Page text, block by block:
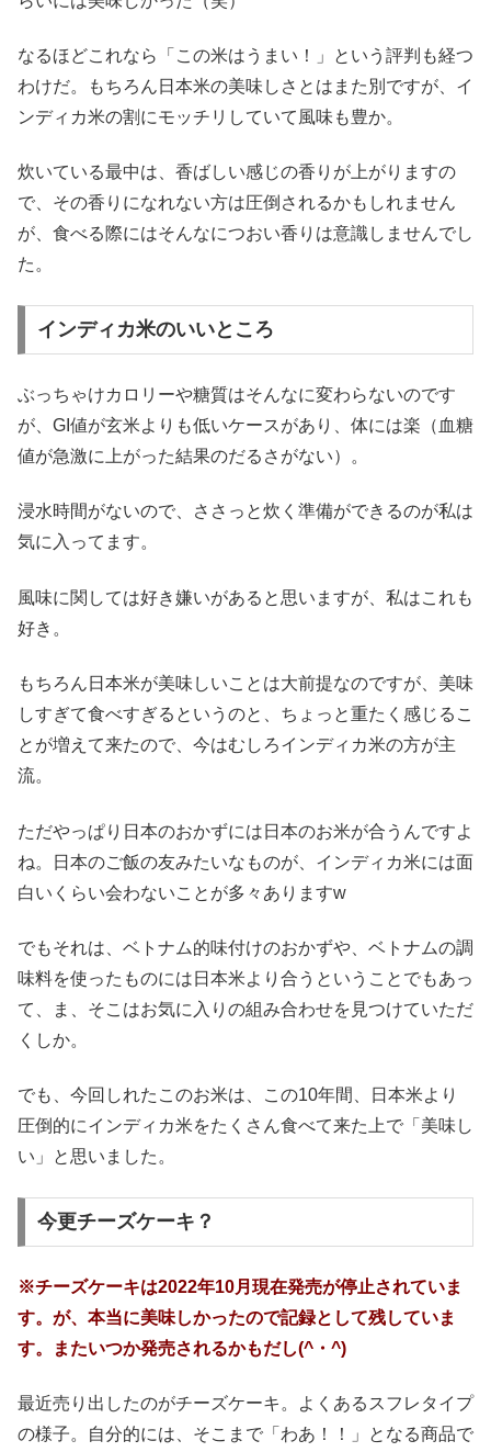
なるほどこれなら「この米はうまい！」という評判も経つ
わけだ。もちろん日本米の美味しさとはまた別ですが、イ
ンディカ米の割にモッチリしていて風味も豊か。
炊いている最中は、香ばしい感じの香りが上がりますの
で、その香りになれない方は圧倒されるかもしれません
が、食べる際にはそんなにつおい香りは意識しませんでし
た。
インディカ米のいいところ
ぶっちゃけカロリーや糖質はそんなに変わらないのです
が、GI値が玄米よりも低いケースがあり、体には楽（血糖
値が急激に上がった結果のだるさがない）。
浸水時間がないので、ささっと炊く準備ができるのが私は
気に入ってます。
風味に関しては好き嫌いがあると思いますが、私はこれも
好き。
もちろん日本米が美味しいことは大前提なのですが、美味
しすぎて食べすぎるというのと、ちょっと重たく感じるこ
とが増えて来たので、今はむしろインディカ米の方が主
流。
ただやっぱり日本のおかずには日本のお米が合うんですよ
ね。日本のご飯の友みたいなものが、インディカ米には面
白いくらい会わないことが多々ありますw
でもそれは、ベトナム的味付けのおかずや、ベトナムの調
味料を使ったものには日本米より合うということでもあっ
て、ま、そこはお気に入りの組み合わせを見つけていただ
くしか。
でも、今回しれたこのお米は、この10年間、日本米より
圧倒的にインディカ米をたくさん食べて来た上で「美味し
い」と思いました。
今更チーズケーキ？
※チーズケーキは2022年10月現在発売が停止されていま
す。が、本当に美味しかったので記録として残していま
す。またいつか発売されるかもだし(^・^)
最近売り出したのがチーズケーキ。よくあるスフレタイプ
の様子。自分的には、そこまで「わあ！！」となる商品で